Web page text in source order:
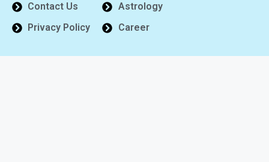
Contact Us
Privacy Policy
Astrology
Career